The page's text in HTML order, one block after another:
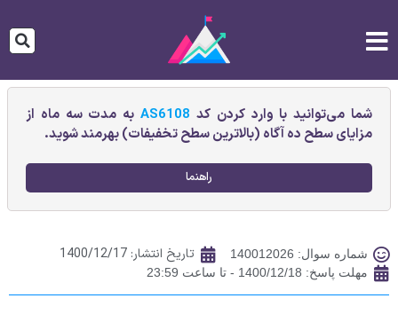
شما می‌توانید با وارد کردن کد AS6108به مدت سه ماه از
مزایای سطح ده آگاه (بالاترین سطح تخفیفات) بهرمند شوید.
راهنما
شماره سوال: 140012026 تاریخ انتشار: 1400/12/17
مهلت پاسخ: 1400/12/18 - تا ساعت 23:59